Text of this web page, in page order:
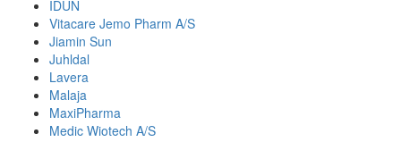
IDUN
Vitacare Jemo Pharm A/S
Jiamin Sun
Juhldal
Lavera
Malaja
MaxiPharma
Medic Wiotech A/S